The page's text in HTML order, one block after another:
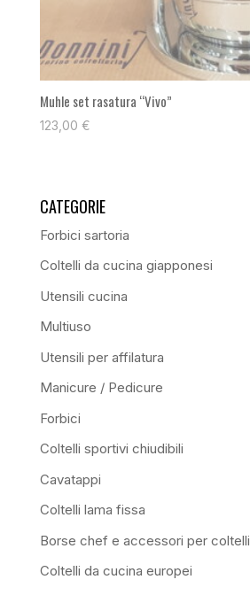
Muhle set rasatura “Vivo”
123,00 €
CATEGORIE
Forbici sartoria
Coltelli da cucina giapponesi
Utensili cucina
Multiuso
Utensili per affilatura
Manicure / Pedicure
Forbici
Coltelli sportivi chiudibili
Cavatappi
Coltelli lama fissa
Borse chef e accessori per coltelli
Coltelli da cucina europei